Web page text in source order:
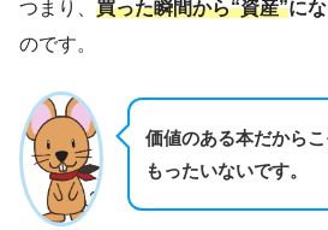
つまり、 買った瞬間から“資産”に
のです。
価値のある本だから
もったいないです。